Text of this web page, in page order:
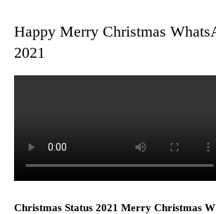
Happy Merry Christmas
2021
Christmas Status 2021 Merry Christmas